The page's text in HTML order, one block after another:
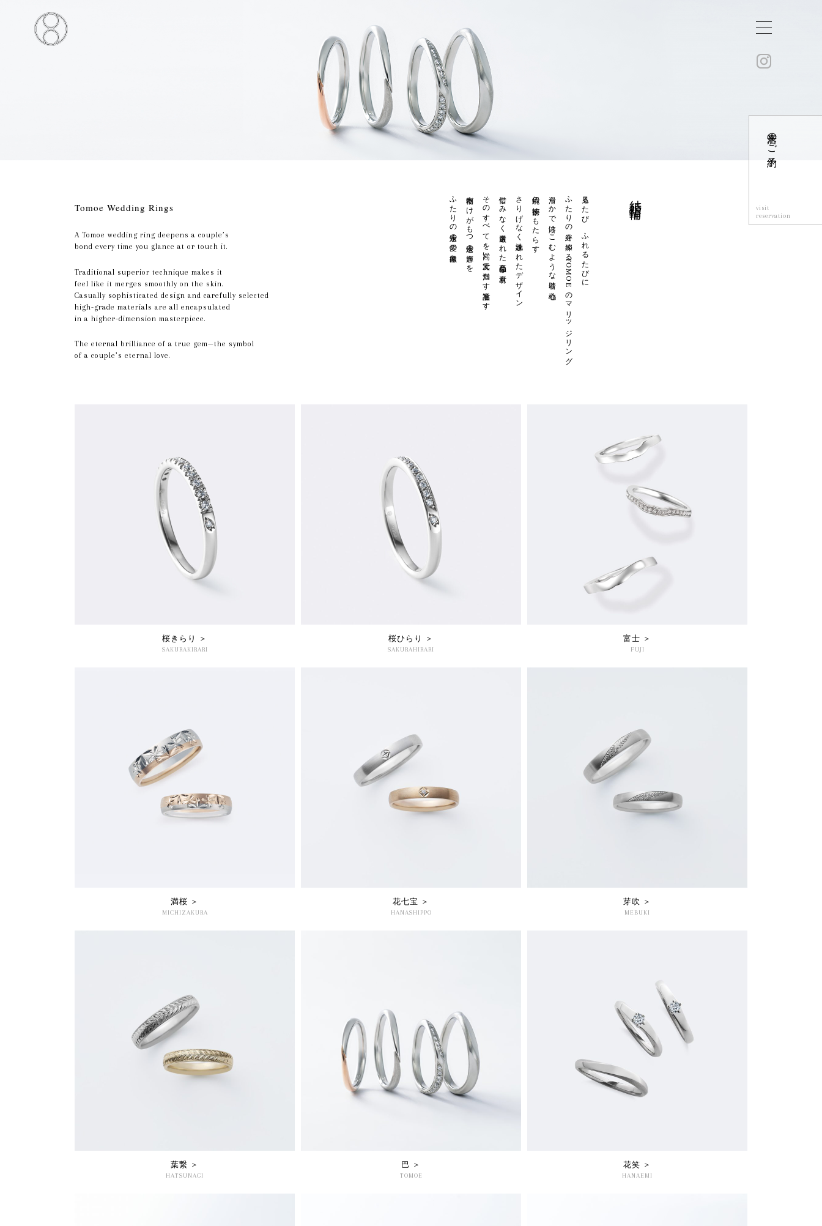
来店のご予約
visit
reservation
見るたび ふれるたびに
ふたりの絆を深めるTOMOEのマリッジリング
滑らかで溶けこむような着け心地
伝統の技術がもたらす
さりげなく洗練されたデザイン
惜しみなく厳選された高品位な素材
そのすべてを高い次元で満たす逸品です
本物だけがもつ永遠の輝きを
ふたりの永遠の愛の象徴に
Tomoe Wedding Rings
A Tomoe wedding ring deepens a couple’s
bond every time you glance at or touch it.
Traditional superior technique makes it
feel like it merges smoothly on the skin.
Casually sophisticated design and carefully selected
high-grade materials are all encapsulated
in a higher-dimension masterpiece.
The eternal brilliance of a true gem—the symbol
of a couple’s eternal love.
桜きらり ＞
SAKURAKIRARI
桜ひらり ＞
SAKURAHIRARI
富士 ＞
FUJI
満桜 ＞
MICHIZAKURA
花七宝 ＞
HANASHIPPO
芽吹 ＞
MEBUKI
葉繋 ＞
HATSUNAGI
巴 ＞
TOMOE
花笑 ＞
HANAEMI